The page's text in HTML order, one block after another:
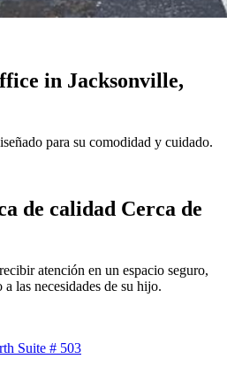
in Jacksonville,
para su comodidad y cuidado.
de calidad Cerca de
atención en un espacio seguro,
las necesidades de su hijo.
Suite # 503